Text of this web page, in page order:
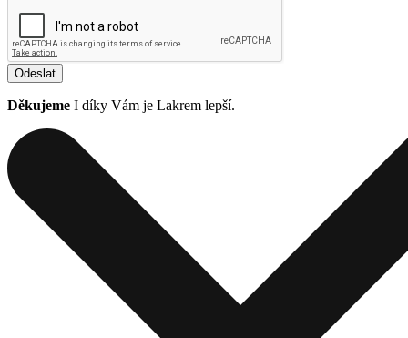
Odeslat
Děkujeme I díky Vám je Lakrem lepší.